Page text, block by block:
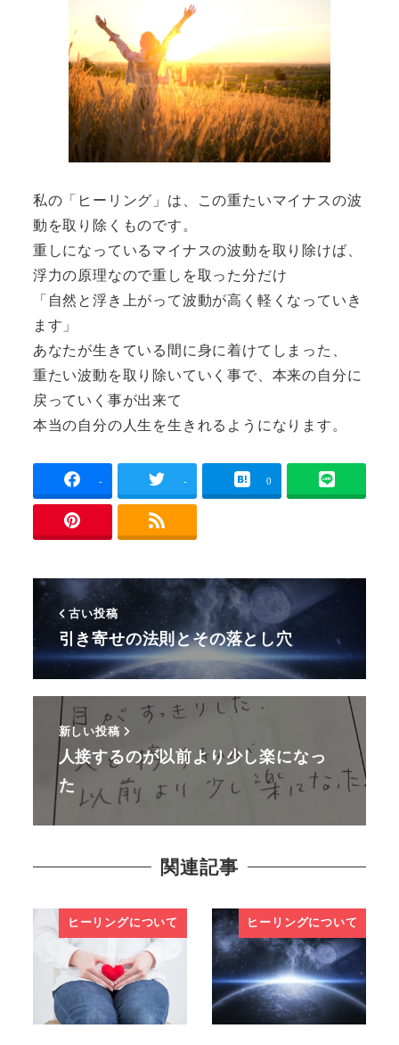
私の「ヒーリング」は、この重たいマイナスの波
動を取り除くものです。
重しになっているマイナスの波動を取り除けば、
浮力の原理なので重しを取った分だけ
「自然と浮き上がって波動が高く軽くなっていき
ます」
あなたが生きている間に身に着けてしまった、
重たい波動を取り除いていく事で、本来の自分に
戻っていく事が出来て
本当の自分の人生を生きれるようになります。
- - 0
古い投稿
引き寄せの法則とその落とし穴
新しい投稿
人接するのが以前より少し楽になっ
た
関連記事
ヒーリングについて ヒーリングについて